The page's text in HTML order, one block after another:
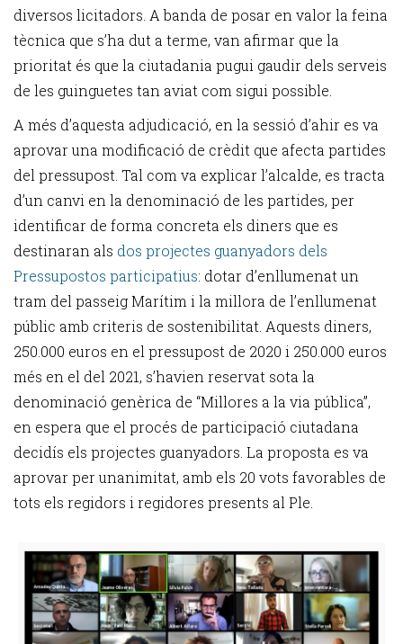
diversos licitadors. A banda de posar en valor la feina
tècnica que s’ha dut a terme, van afirmar que la
prioritat és que la ciutadania pugui gaudir dels serveis
de les guinguetes tan aviat com sigui possible.
A més d’aquesta adjudicació, en la sessió d’ahir es va
aprovar una modificació de crèdit que afecta partides
del pressupost. Tal com va explicar l’alcalde, es tracta
d’un canvi en la denominació de les partides, per
identificar de forma concreta els diners que es
destinaran als dos projectes guanyadors dels
Pressupostos participatius: dotar d’enllumenat un
tram del passeig Marítim i la millora de l’enllumenat
públic amb criteris de sostenibilitat. Aquests diners,
250.000 euros en el pressupost de 2020 i 250.000 euros
més en el del 2021, s’havien reservat sota la
denominació genèrica de “Millores a la via pública”,
en espera que el procés de participació ciutadana
decidís els projectes guanyadors. La proposta es va
aprovar per unanimitat, amb els 20 vots favorables de
tots els regidors i regidores presents al Ple.